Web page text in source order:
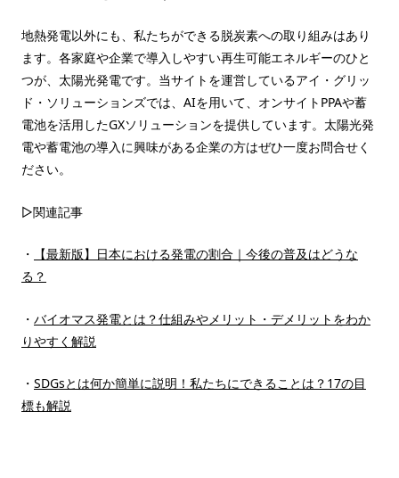
地熱発電以外にも、私たちができる脱炭素への取り組みはあり
ます。各家庭や企業で導入しやすい再生可能エネルギーのひと
つが、太陽光発電です。当サイトを運営しているアイ・グリッ
ド・ソリューションズでは、AIを用いて、オンサイトPPAや蓄
電池を活用したGXソリューションを提供しています。太陽光発
電や蓄電池の導入に興味がある企業の方はぜひ一度お問合せく
ださい。
▷関連記事
・
【最新版】日本における発電の割合｜今後の普及はどうな
る？
・ バイオマス発電とは？仕組みやメリット・デメリットをわか
りやすく解説
・ SDGsとは何か簡単に説明！私たちにできることは？17の目
標も解説